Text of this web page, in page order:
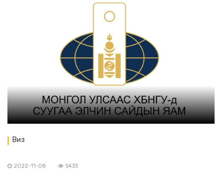
Виз
2022-11-08 5433